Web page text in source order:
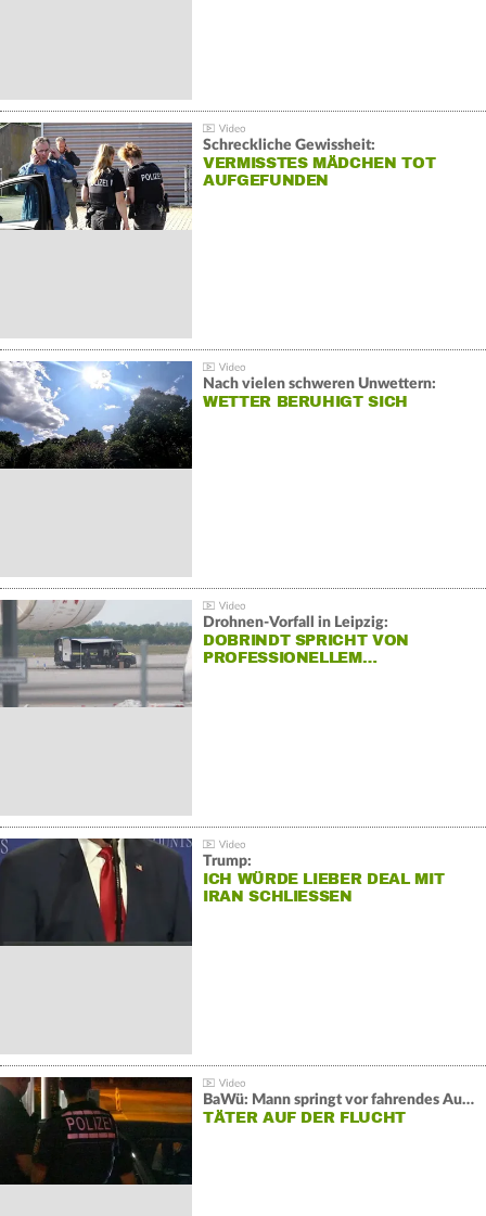
Schreckliche Gewissheit:
VERMISSTES MÄDCHEN TOT
AUFGEFUNDEN
Nach vielen schweren Unwettern:
WETTER BERUHIGT SICH
Drohnen-Vorfall in Leipzig:
DOBRINDT SPRICHT VON
PROFESSIONELLEM…
Trump:
ICH WÜRDE LIEBER DEAL MIT
IRAN SCHLIESSEN
BaWü: Mann springt vor fahrendes Auto und schießt
TÄTER AUF DER FLUCHT